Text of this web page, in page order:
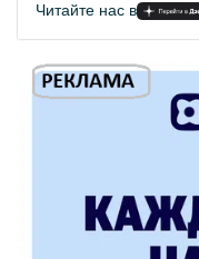
Читайте нас в